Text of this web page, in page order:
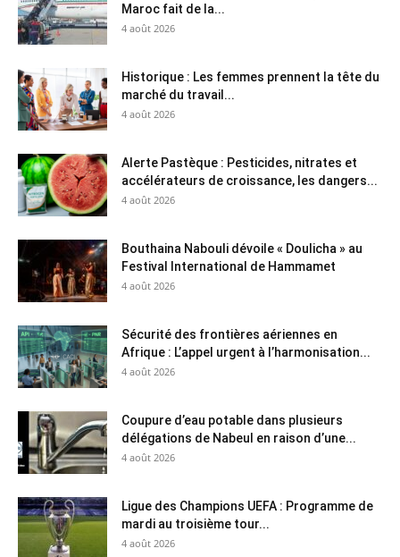
Maroc fait de la...
4 août 2026
Historique : Les femmes prennent la tête du
marché du travail...
4 août 2026
Alerte Pastèque : Pesticides, nitrates et
accélérateurs de croissance, les dangers...
4 août 2026
Bouthaina Nabouli dévoile « Doulicha » au
Festival International de Hammamet
4 août 2026
Sécurité des frontières aériennes en
Afrique : L’appel urgent à l’harmonisation...
4 août 2026
Coupure d’eau potable dans plusieurs
délégations de Nabeul en raison d’une...
4 août 2026
Ligue des Champions UEFA : Programme de
mardi au troisième tour...
4 août 2026